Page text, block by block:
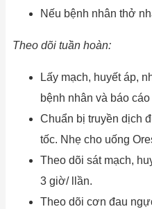
Nếu bệnh nhân thở
Theo dõi tuần hoàn:
Lấy mạch, huyết áp,
bệnh nhân và báo cáo
Chuẩn bị truyền dịch
tốc. Nhẹ cho uống
Theo dõi sát mạch,
3 giờ/ llần.
Theo dõi cơn đau